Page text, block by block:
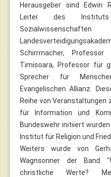
Herausgeber sind Edwin
Leiter des
Schirrmacher,
Timisoara, Professor für
Sprecher für
Evangelischen Allianz.
Reihe von Veranstaltungen
für Information und
Bundeswehr initiiert
Institut für Religion und
Weiters wurde von
Wagnsonner der Band
christliche Werte?